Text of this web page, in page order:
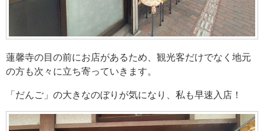
蓮馨寺の目の前にお店があるため、観光客だけでなく地元
の方も次々に立ち寄っていきます。
「だんご」の大きなのぼりが気になり、私も早速入店！